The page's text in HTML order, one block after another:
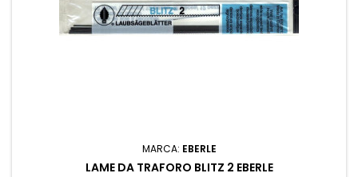
MARCA: EBERLE
LAME DA TRAFORO BLITZ 2 EBERLE